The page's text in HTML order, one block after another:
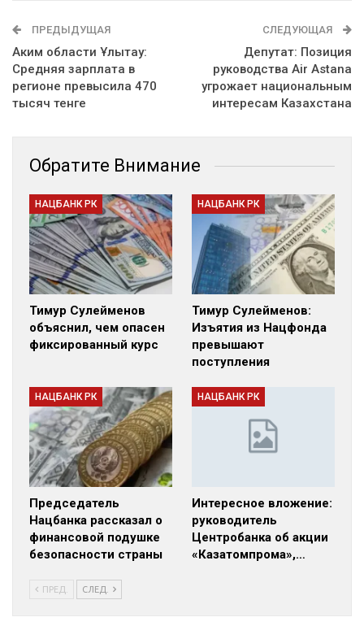
ПРЕДЫДУЩАЯ
Аким области Ұлытау:
Средняя зарплата в
регионе превысила 470
тысяч тенге
СЛЕДУЮЩАЯ
Депутат: Позиция
руководства Air Astana
угрожает национальным
интересам Казахстана
Обратите Внимание
НАЦБАНК РК
Тимур Сулейменов
объяснил, чем опасен
фиксированный курс
НАЦБАНК РК
Тимур Сулейменов:
Изъятия из Нацфонда
превышают
поступления
НАЦБАНК РК
Председатель
Нацбанка рассказал о
финансовой подушке
безопасности страны
НАЦБАНК РК
Интересное вложение:
руководитель
Центробанка об акции
«Казатомпрома»,…
ПРЕД. СЛЕД.